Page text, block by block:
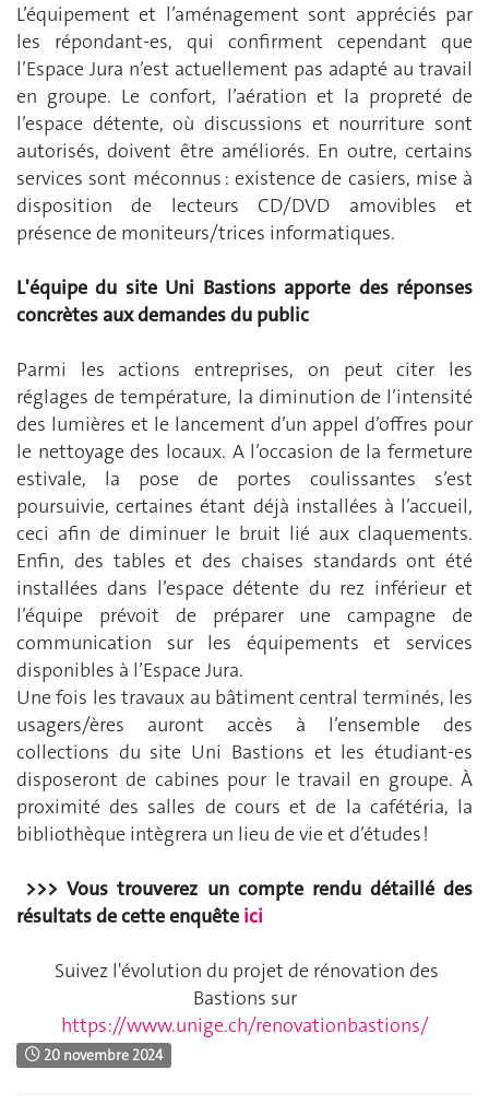
L’équipement et l’aménagement sont appréciés par
les répondant-es, qui confirment cependant que
l’Espace Jura n’est actuellement pas adapté au travail
en groupe. Le confort, l’aération et la propreté de
l’espace détente, où discussions et nourriture sont
autorisés, doivent être améliorés. En outre, certains
services sont méconnus : existence de casiers, mise à
disposition de lecteurs CD/DVD amovibles et
présence de moniteurs/trices informatiques.
L'équipe du site Uni Bastions apporte des réponses
concrètes aux demandes du public
Parmi les actions entreprises, on peut citer les
réglages de température, la diminution de l’intensité
des lumières et le lancement d’un appel d’offres pour
le nettoyage des locaux. A l’occasion de la fermeture
estivale, la pose de portes coulissantes s’est
poursuivie, certaines étant déjà installées à l’accueil,
ceci afin de diminuer le bruit lié aux claquements.
Enfin, des tables et des chaises standards ont été
installées dans l’espace détente du rez inférieur et
l’équipe prévoit de préparer une campagne de
communication sur les équipements et services
disponibles à l’Espace Jura.
Une fois les travaux au bâtiment central terminés, les
usagers/ères auront accès à l’ensemble des
collections du site Uni Bastions et les étudiant-es
disposeront de cabines pour le travail en groupe. À
proximité des salles de cours et de la cafétéria, la
bibliothèque intègrera un lieu de vie et d’études !
>>> Vous trouverez un compte rendu détaillé des
résultats de cette enquête ici
Suivez l'évolution du projet de rénovation des
Bastions sur
https://www.unige.ch/renovationbastions/
20 novembre 2024